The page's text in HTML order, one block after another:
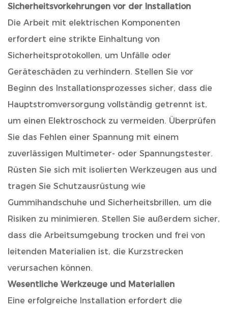
Sicherheitsvorkehrungen vor der Installation
Die Arbeit mit elektrischen Komponenten
erfordert eine strikte Einhaltung von
Sicherheitsprotokollen, um Unfälle oder
Geräteschäden zu verhindern. Stellen Sie vor
Beginn des Installationsprozesses sicher, dass die
Hauptstromversorgung vollständig getrennt ist,
um einen Elektroschock zu vermeiden. Überprüfen
Sie das Fehlen einer Spannung mit einem
zuverlässigen Multimeter- oder Spannungstester.
Rüsten Sie sich mit isolierten Werkzeugen aus und
tragen Sie Schutzausrüstung wie
Gummihandschuhe und Sicherheitsbrillen, um die
Risiken zu minimieren. Stellen Sie außerdem sicher,
dass die Arbeitsumgebung trocken und frei von
leitenden Materialien ist, die Kurzstrecken
verursachen können.
Wesentliche Werkzeuge und Materialien
Eine erfolgreiche Installation erfordert die